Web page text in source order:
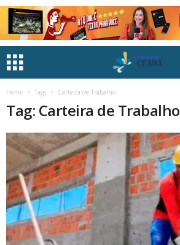
Home Tags Carteira de Trabalho
Tag: Carteira de Trabalho